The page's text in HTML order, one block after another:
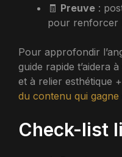
🧾 Preuve :
pour renforcer
Pour approfondir
guide rapide t’aidera
et à relier esthétique
du contenu qui gagne
Check-list